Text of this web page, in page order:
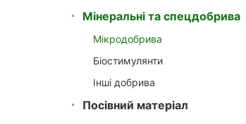
Мінеральні та спецдобрива
Мікродобрива
Біостимулянти
Інші добрива
Посівний матеріал